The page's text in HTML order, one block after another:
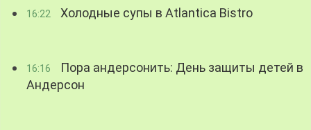
16:22 Холодные супы в Atlantica Bistro
16:16
Пора андерсонить: День защиты детей в
Андерсон